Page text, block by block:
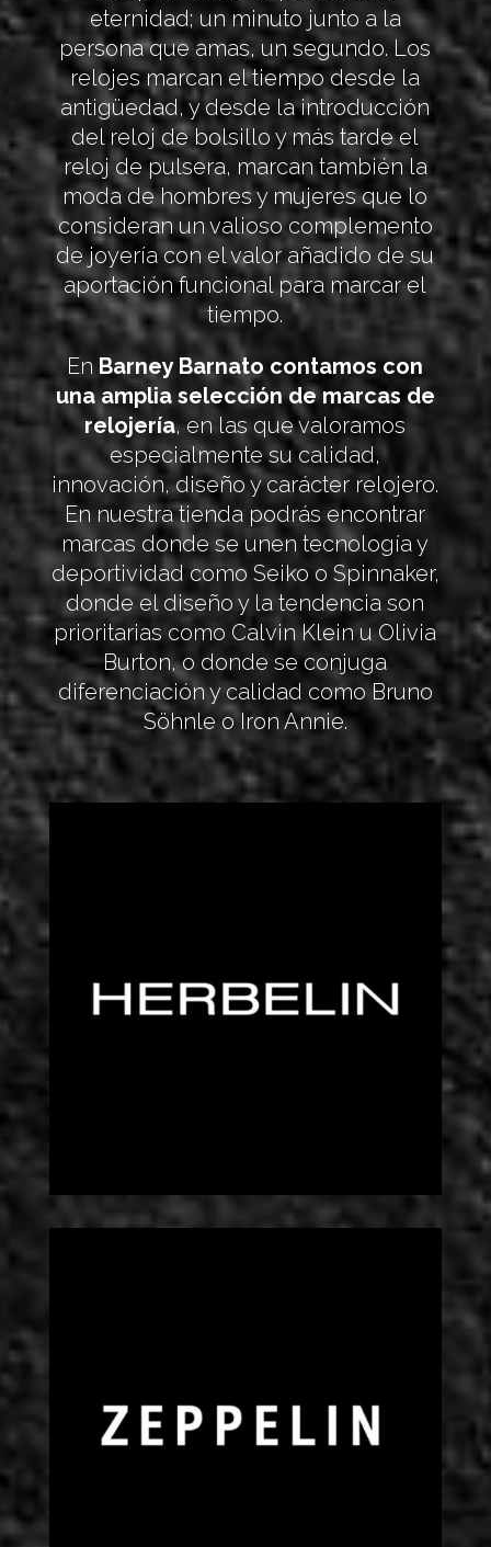
eternidad; un minuto junto a la
persona que amas, un segundo. Los
relojes marcan el tiempo desde la
antigüedad, y desde la introducción
del reloj de bolsillo y más tarde el
reloj de pulsera, marcan también la
moda de hombres y mujeres que lo
consideran un valioso complemento
de joyería con el valor añadido de su
aportación funcional para marcar el
tiempo.
EnBarney Barnato contamos con
una amplia selección de marcas de
relojería, en las que valoramos
especialmente su calidad,
innovación, diseño y carácter relojero.
En nuestra tienda podrás encontrar
marcas donde se unen tecnología y
deportividad como Seiko o Spinnaker,
donde el diseño y la tendencia son
prioritarias como Calvin Klein u Olivia
Burton, o donde se conjuga
diferenciación y calidad como Bruno
Söhnle o Iron Annie.